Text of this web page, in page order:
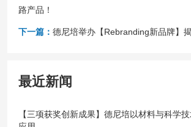
路产品！
下一篇： 德尼培举办【Rebranding新品牌】
最近新闻
【三项获奖创新成果】德尼培以材料与科学